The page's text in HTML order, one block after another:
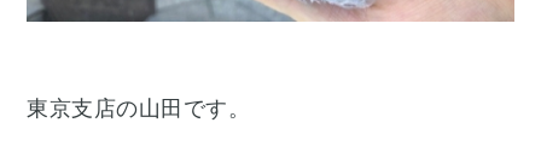
東京支店の山田です。